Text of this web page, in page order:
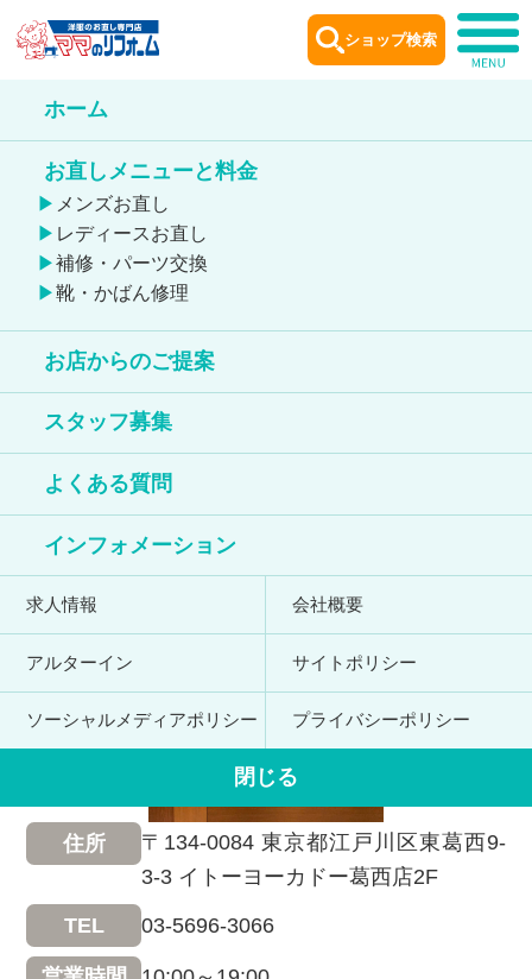
ホーム
お直しメニューと料金
メンズお直し
レディースお直し
補修・パーツ交換
靴・かばん修理
お店からのご提案
スタッフ募集
よくある質問
インフォメーション
求人情報 会社概要
アルターイン サイトポリシー
ソーシャルメディアポリシー プライバシーポリシー
閉じる
ショップ検索
ショップ案内
Shop information
イトーヨーカドー葛西店
鞄のお直しが出来る店舗
住所
〒134-0084 東京都江戸川区東葛西9-
3-3 イトーヨーカドー葛西店2F
TEL 03-5696-3066